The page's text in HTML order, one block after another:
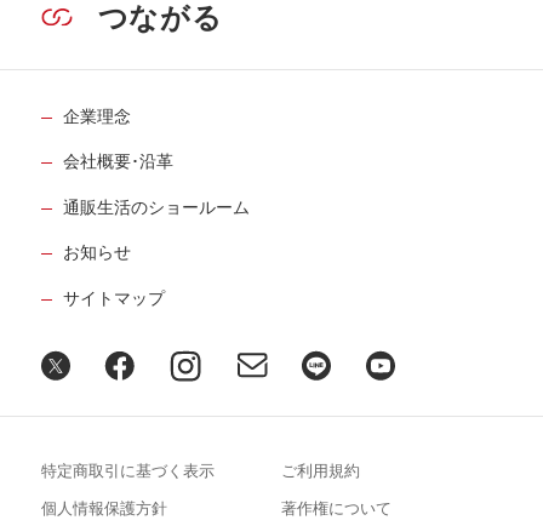
つながる
企業理念
会社概要･沿革
通販生活のショールーム
お知らせ
サイトマップ
特定商取引に基づく表示 ご利用規約
個人情報保護方針 著作権について